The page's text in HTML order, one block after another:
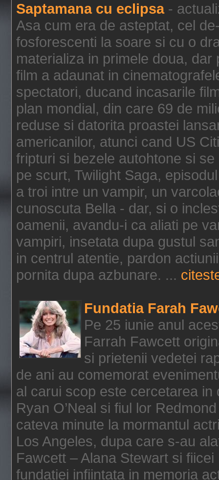
Saptamana cu eclipsa-
Asa cum era de asteptat, cel
fosforescenti la soare si cu o
materializa in primele doua,
film a adaunat in
spectatori, ducand incasarile
plan mondial, din care 69 de
reduse si datorita proastei
americanilor, atunci cand US
fripturi si bezele autohtone si
pe scurt, Twilight Saga,
a troi intre un vampir, un
cunoscuta Bella - dar, si o
oamenii, avandu-i ca aliati pe
vampiri, insetata dupa gustul
in centrul atentie, pardon
pornita dupa azbunare. ...
Fundatia Farah
Pe 25 iunie anul
Farrah Fawcett
si prietenii vedetei
de ani au comemorat
al carui scop este cercetarea
Ryan O’Neal si fiul lor
cateva minute la mormantul
Los Angeles, dupa care s-au
Fawcett – Alana Stewart si fiicei
fundatiei infiintata in memoria